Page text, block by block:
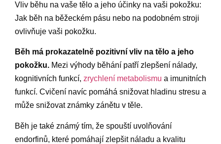
Vliv běhu na vaše tělo a jeho účinky na vaši pokožku:
Jak běh na běžeckém pásu nebo na podobném stroji
ovlivňuje vaši pokožku.
Běh má prokazatelně pozitivní vliv na tělo a jeho
pokožku. Mezi výhody běhání patří zlepšení nálady,
kognitivních funkcí, zrychlení metabolismu a imunitních
funkcí. Cvičení navíc pomáhá snižovat hladinu stresu a
může snižovat známky zánětu v těle.
Běh je také známý tím, že spouští uvolňování
endorfinů, které pomáhají zlepšit náladu a kvalitu